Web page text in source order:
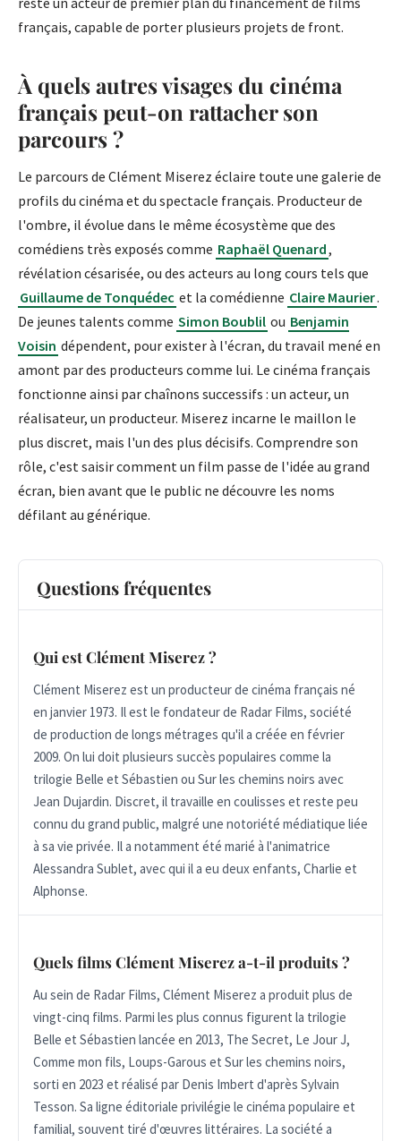
français, capable de porter plusieurs projets de front.
À quels autres visages du cinéma
français peut-on rattacher son
parcours ?
Le parcours de Clément Miserez éclaire toute une galerie de
profils du cinéma et du spectacle français. Producteur de
l'ombre, il évolue dans le même écosystème que des
comédiens très exposés comme Raphaël Quenard,
révélation césarisée, ou des acteurs au long cours tels que
Guillaume de Tonquédec et la comédienne Claire Maurier.
De jeunes talents comme Simon Boublil ou Benjamin
Voisin dépendent, pour exister à l'écran, du travail mené en
amont par des producteurs comme lui. Le cinéma français
fonctionne ainsi par chaînons successifs : un acteur, un
réalisateur, un producteur. Miserez incarne le maillon le
plus discret, mais l'un des plus décisifs. Comprendre son
rôle, c'est saisir comment un film passe de l'idée au grand
écran, bien avant que le public ne découvre les noms
défilant au générique.
Questions fréquentes
Qui est Clément Miserez ?
Clément Miserez est un producteur de cinéma français né
en janvier 1973. Il est le fondateur de Radar Films, société
de production de longs métrages qu'il a créée en février
2009. On lui doit plusieurs succès populaires comme la
trilogie Belle et Sébastien ou Sur les chemins noirs avec
Jean Dujardin. Discret, il travaille en coulisses et reste peu
connu du grand public, malgré une notoriété médiatique liée
à sa vie privée. Il a notamment été marié à l'animatrice
Alessandra Sublet, avec qui il a eu deux enfants, Charlie et
Alphonse.
Quels films Clément Miserez a-t-il produits ?
Au sein de Radar Films, Clément Miserez a produit plus de
vingt-cinq films. Parmi les plus connus figurent la trilogie
Belle et Sébastien lancée en 2013, The Secret, Le Jour J,
Comme mon fils, Loups-Garous et Sur les chemins noirs,
sorti en 2023 et réalisé par Denis Imbert d'après Sylvain
Tesson. Sa ligne éditoriale privilégie le cinéma populaire et
familial, souvent tiré d'œuvres littéraires. La société a